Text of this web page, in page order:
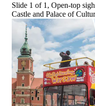
Slide 1 of 1, Open-top
Castle and Palace of